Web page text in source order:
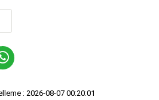
: 2026-08-07 00:20:01